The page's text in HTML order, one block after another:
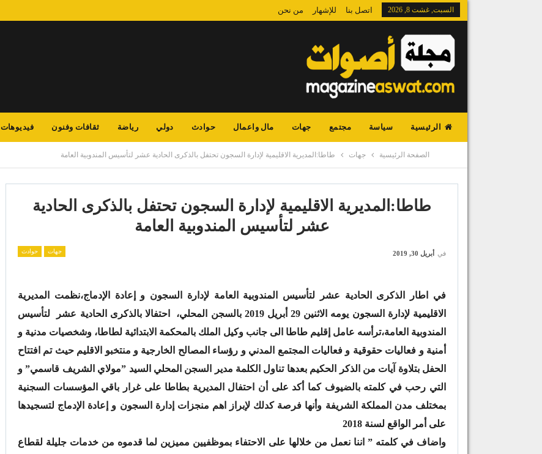
السبت, غشت 8, 2026 اتصل بنا للإشهار من نحن
الرئيسية سياسة مجتمع جهات مال واعمال حوادث دولي رياضة ثقافات وفنون فيديوهات
الصفحة الرئيسية جهات طاطا:المديرية الاقليمية لإدارة السجون تحتفل بالذكرى الحادية عشر لتأسيس المندوبية العامة
طاطا:المديرية الاقليمية لإدارة السجون تحتفل بالذكرى الحادية
عشر لتأسيس المندوبية العامة
جهات حوادث في أبريل 30, 2019
في اطار الذكرى الحادية عشر لتأسيس المندوبية العامة لإدارة السجون و إعادة الإدماج،نظمت المديرية
الاقليمية لإدارة السجون يومه الاثنين 29 أبريل 2019 بالسجن المحلي، احتفالا بالذكرى الحادية عشر لتأسيس
المندوبية العامة،ترأسه عامل إقليم طاطا الى جانب وكيل الملك بالمحكمة الابتدائية لطاطا، وشخصيات مدنية و
أمنية و فعاليات حقوقية و فعاليات المجتمع المدني و رؤساء المصالح الخارجية و منتخبو الاقليم حيث تم افتتاح
الحفل بتلاوة آيات من الذكر الحكيم بعدها تناول الكلمة مدير السجن المحلي السيد ”مولاي الشريف قاسمي” و
التي رحب في كلمته بالضيوف كما أكد على أن احتفال المديرية بطاطا على غرار باقي المؤسسات السجنية
بمختلف مدن المملكة الشريفة وأنها فرصة كدلك لإبراز اهم منجزات إدارة السجون و إعادة الإدماج لتسجيدها
على أمر الواقع لسنة 2018
واضاف في كلمته ” اننا نعمل من خلالها على الاحتفاء بموظفيين مميزين لما قدموه من خدمات جليلة لقطاع